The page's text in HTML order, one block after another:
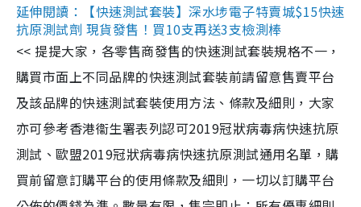
延伸閱讀：【快速測試套裝】深水埗電子特賣城$15快速
抗原測試劑 現貨發售！買10支再送3支檢測棒
<< 提提大家，各零售商發售的快速測試套裝規格不一，
購買市面上不同品牌的快速測試套裝前請留意售賣平台
及該品牌的快速測試套裝使用方法、條款及細則，大家
亦可參考香港衞生署表列認可2019冠狀病毒病快速抗原
測試、歐盟2019冠狀病毒病快速抗原測試通用名單，購
買前留意訂購平台的使用條款及細則，一切以訂購平台